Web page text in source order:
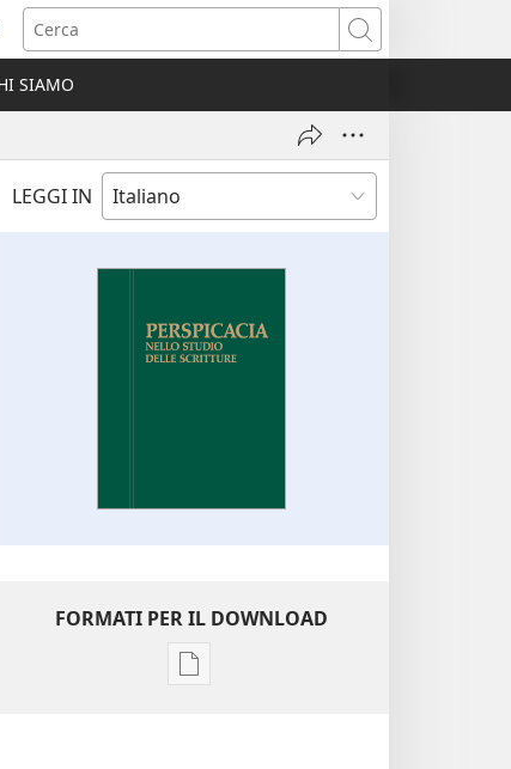
Cerca
SIAMO
LEGGI IN
FORMATI PER IL DOWNLOAD
Opzioni